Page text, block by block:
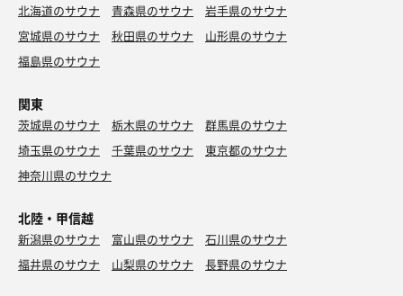
北海道のサウナ 青森県のサウナ
岩手県のサウナ
宮城県のサウナ
秋田県のサウナ
山形県のサウナ
福島県のサウナ
関東
茨城県のサウナ 栃木県のサウナ
群馬県のサウナ
埼玉県のサウナ
千葉県のサウナ
東京都のサウナ
神奈川県のサウナ
北陸・甲信越
新潟県のサウナ 富山県のサウナ
石川県のサウナ
福井県のサウナ
山梨県のサウナ 長野県のサウナ